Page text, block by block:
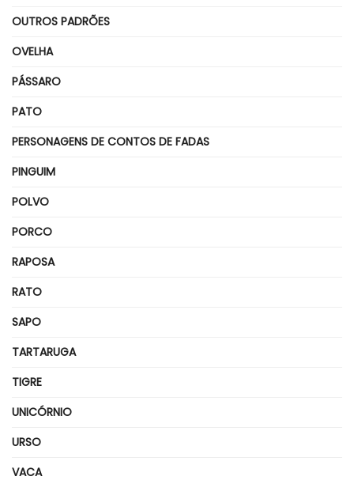
OUTROS PADRÕES
OVELHA
PÁSSARO
PATO
PERSONAGENS DE CONTOS DE FADAS
PINGUIM
POLVO
PORCO
RAPOSA
RATO
SAPO
TARTARUGA
TIGRE
UNICÓRNIO
URSO
VACA